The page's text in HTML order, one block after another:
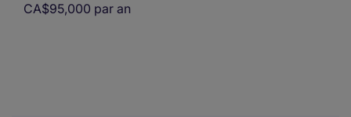
CA$95,000 par an